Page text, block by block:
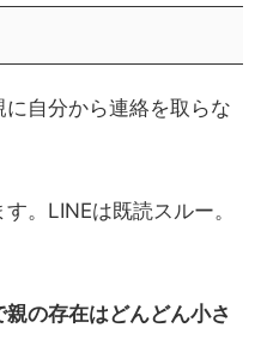
自分から連絡を取らな
。LINEは既読スルー。
親の存在はどんどん小さ